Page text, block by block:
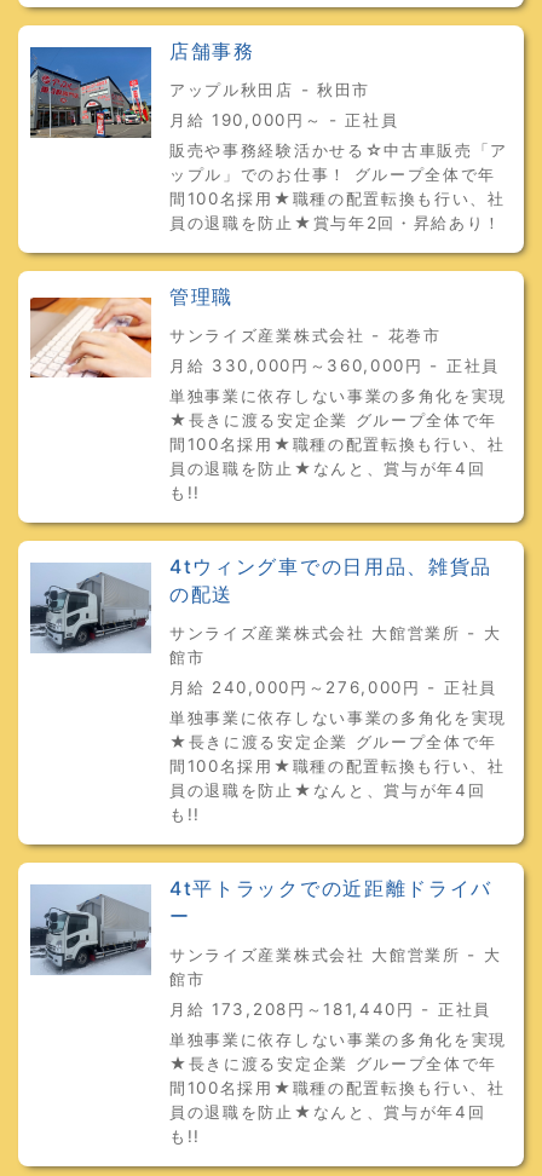
店舗事務
アップル秋田店 - 秋田市
月給 190,000円～ - 正社員
販売や事務経験活かせる☆中古車販売「ア
ップル」でのお仕事！ グループ全体で年
間100名採用★職種の配置転換も行い、社
員の退職を防止★賞与年2回・昇給あり！
管理職
サンライズ産業株式会社 - 花巻市
月給 330,000円～360,000円 - 正社員
単独事業に依存しない事業の多角化を実現
★長きに渡る安定企業 グループ全体で年
間100名採用★職種の配置転換も行い、社
員の退職を防止★なんと、賞与が年4回
も!!
4tウィング車での日用品、雑貨品
の配送
サンライズ産業株式会社 大館営業所 - 大
館市
月給 240,000円～276,000円 - 正社員
単独事業に依存しない事業の多角化を実現
★長きに渡る安定企業 グループ全体で年
間100名採用★職種の配置転換も行い、社
員の退職を防止★なんと、賞与が年4回
も!!
4t平トラックでの近距離ドライバ
ー
サンライズ産業株式会社 大館営業所 - 大
館市
月給 173,208円～181,440円 - 正社員
単独事業に依存しない事業の多角化を実現
★長きに渡る安定企業 グループ全体で年
間100名採用★職種の配置転換も行い、社
員の退職を防止★なんと、賞与が年4回
も!!